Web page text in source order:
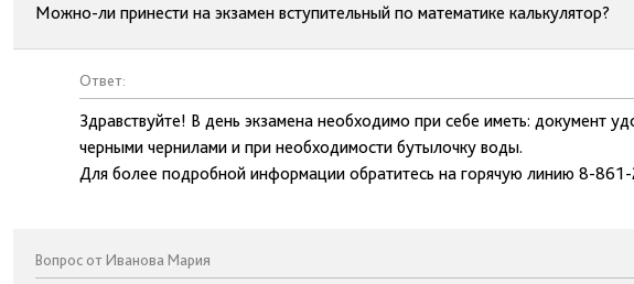
Можно-ли принести на экзамен вступительный по математике калькулятор?
Ответ:
Здравствуйте! В день экзамена необходимо при себе иметь: документ
черными чернилами и при необходимости бутылочку воды.
Для более подробной информации обратитесь на горячую линию 8-
Вопрос от Иванова Мария